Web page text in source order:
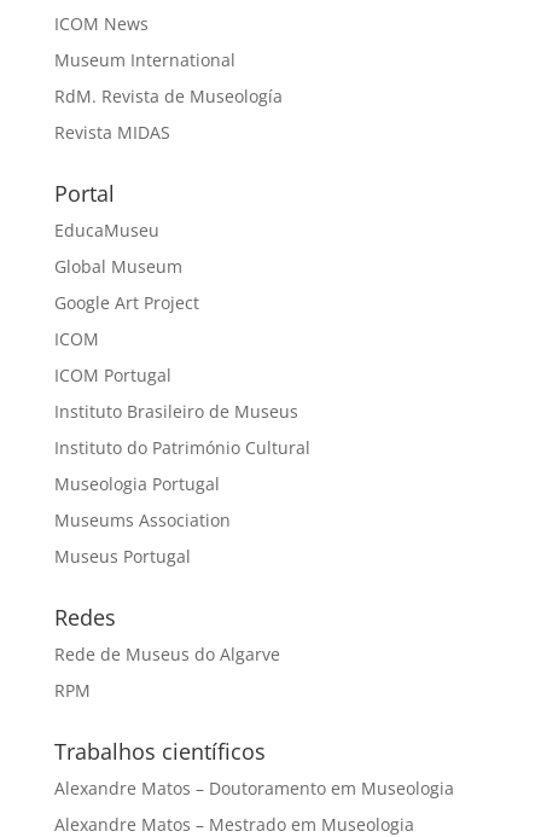
ICOM News
Museum International
RdM. Revista de Museología
Revista MIDAS
Portal
EducaMuseu
Global Museum
Google Art Project
ICOM
ICOM Portugal
Instituto Brasileiro de Museus
Instituto do Património Cultural
Museologia Portugal
Museums Association
Museus Portugal
Redes
Rede de Museus do Algarve
RPM
Trabalhos científicos
Alexandre Matos – Doutoramento em Museologia
Alexandre Matos – Mestrado em Museologia